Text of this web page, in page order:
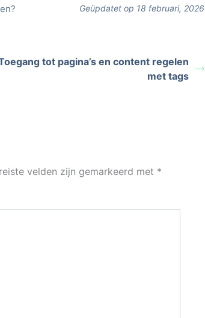
Geüpdatet op 18 februari, 2026
tot pagina’s en content regelen
met tags
velden zijn gemarkeerd met *